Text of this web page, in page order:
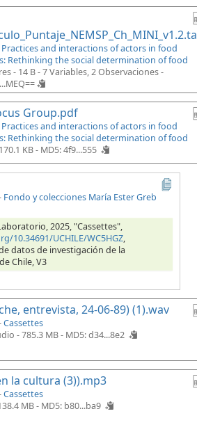
Practices and interactions of actors in food
Rethinking the social determination of food
- 14 B- 7 Variables, 2 Observaciones -
Group.pdf
Practices and interactions of actors in food
Rethinking the social determination of food
KB - MD5: 4f9...555
Fondo y colecciones María Ester Greb
2025, "Cassettes",
10.34691/UCHILE/WC5HGZ,
datos de investigación de la
Chile, V3
entrevista, 24-06-89) (1).wav
Cassettes
- 785.3 MB - MD5: d34...8e2
la cultura (3)).mp3
Cassettes
MB - MD5: b80...ba9